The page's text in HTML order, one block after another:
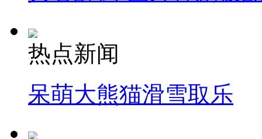
热点新闻
呆萌大熊猫滑雪取乐